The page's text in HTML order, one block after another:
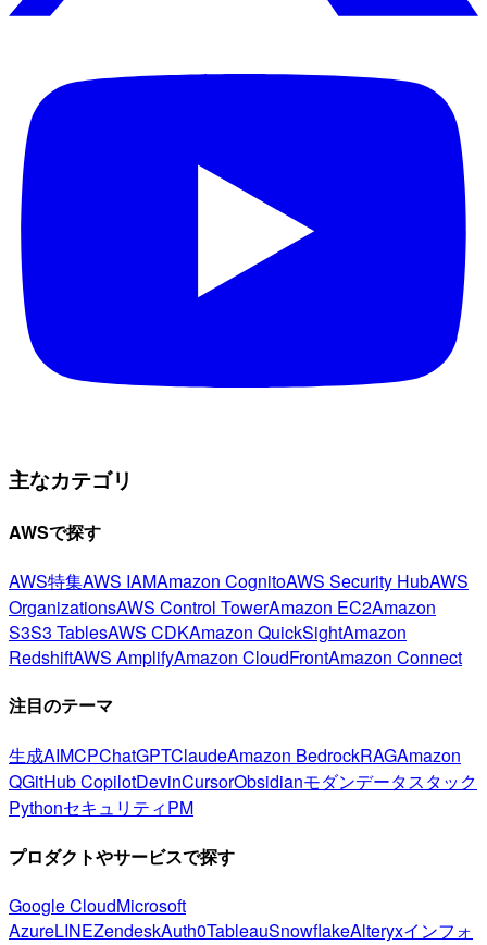
主なカテゴリ
AWSで探す
AWS特集AWS IAMAmazon CognitoAWS Security HubAWS
OrganizationsAWS Control TowerAmazon EC2Amazon
S3S3 TablesAWS CDKAmazon QuickSightAmazon
RedshiftAWS AmplifyAmazon CloudFrontAmazon Connect
注目のテーマ
生成AIMCPChatGPTClaudeAmazon BedrockRAGAmazon
QGitHub CopilotDevinCursorObsidianモダンデータスタック
PythonセキュリティPM
プロダクトやサービスで探す
Google CloudMicrosoft
AzureLINEZendeskAuth0TableauSnowflakeAlteryxインフォ